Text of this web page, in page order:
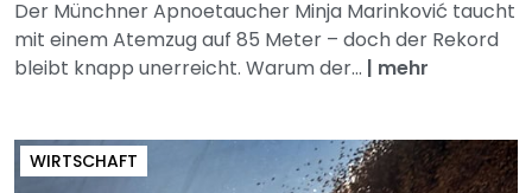
Der Münchner Apnoetaucher Minja Marinković taucht
mit einem Atemzug auf 85 Meter – doch der Rekord
bleibt knapp unerreicht. Warum der... | mehr
WIRTSCHAFT